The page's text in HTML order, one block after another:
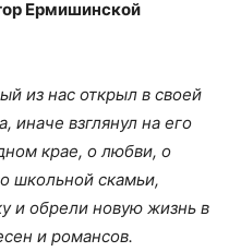
Ермишинской
из нас открыл в своей
иначе взглянул на его
крае, о любви, о
школьной скамьи,
и обрели новую жизнь в
и романсов.